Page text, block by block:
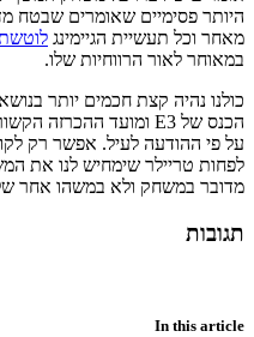
היותר פסימיים שאומרים שבטח
מאחר וכל תעשיית הגיימינג לוטשת
במאוחר לאור הרווחיות שלו.
הכנס של E3 ומועד ההכרזה הקשורה למשחק חדש של
על פי ההודעה לעיל. אפשר רק
לפחות טריילר שימחיש לנו את
מדובר במשחק ולא במשהו אחר
תגובות
In this article